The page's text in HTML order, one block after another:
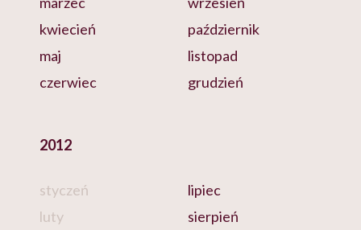
kwiecień
maj
czerwiec
październik
listopad
grudzień
2012
styczeń
luty
lipiec
sierpień